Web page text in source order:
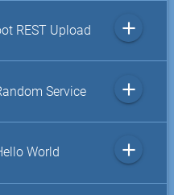
REST Upload add
Service add
World add